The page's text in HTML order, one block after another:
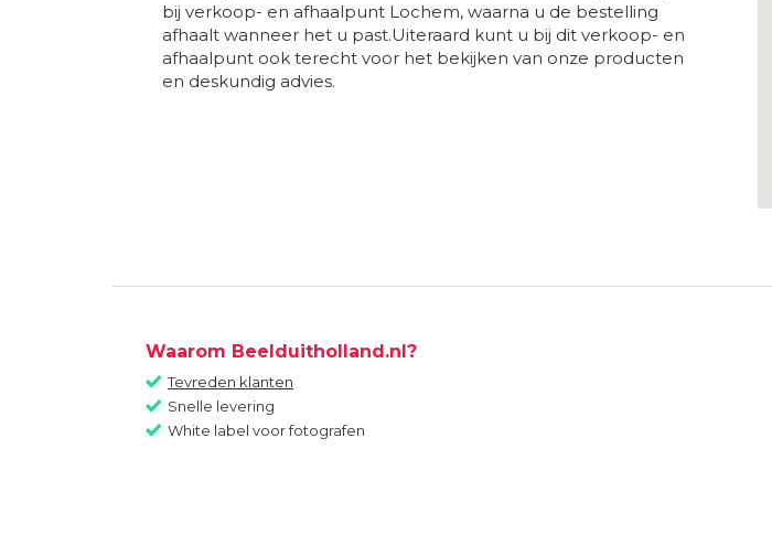
bij verkoop- en afhaalpunt Lochem, waarna u de bestelling
afhaalt wanneer het u past.Uiteraard kunt u bij dit verkoop- en
afhaalpunt ook terecht voor het bekijken van onze producten
en deskundig advies.
Waarom Beelduitholland.nl?
Tevreden klanten
Snelle levering
White label voor fotografen